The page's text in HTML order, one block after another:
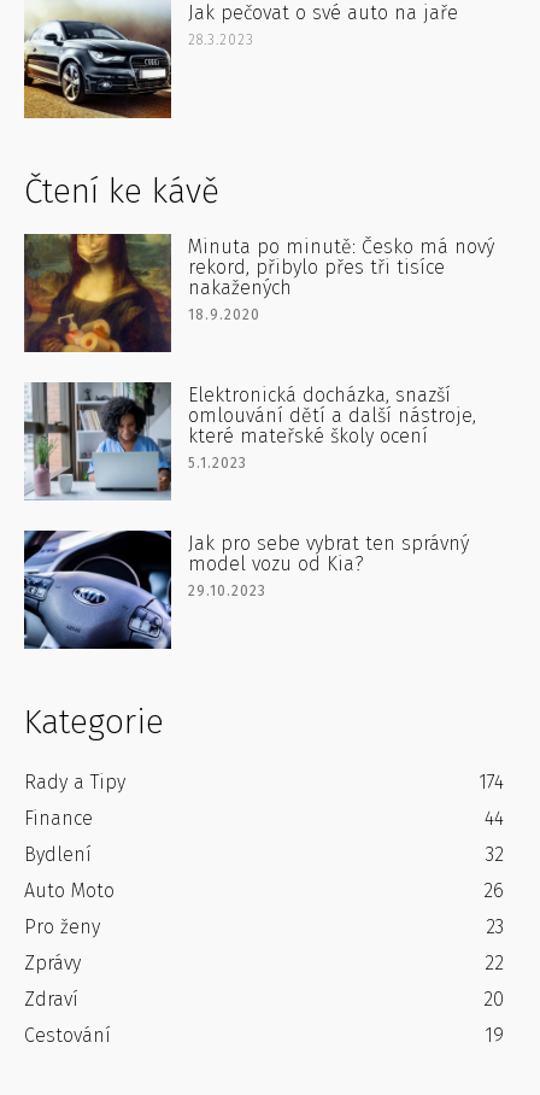
Jak pečovat o své auto na jaře
28.3.2023
Čtení ke kávě
Minuta po minutě: Česko má nový
rekord, přibylo přes tři tisíce
nakažených
18.9.2020
Elektronická docházka, snazší
omlouvání dětí a další nástroje,
které mateřské školy ocení
5.1.2023
Jak pro sebe vybrat ten správný
model vozu od Kia?
29.10.2023
Kategorie
Rady a Tipy
174
Finance
44
Bydlení
32
Auto Moto
26
Pro ženy
23
Zprávy
22
Zdraví
20
Cestování
19